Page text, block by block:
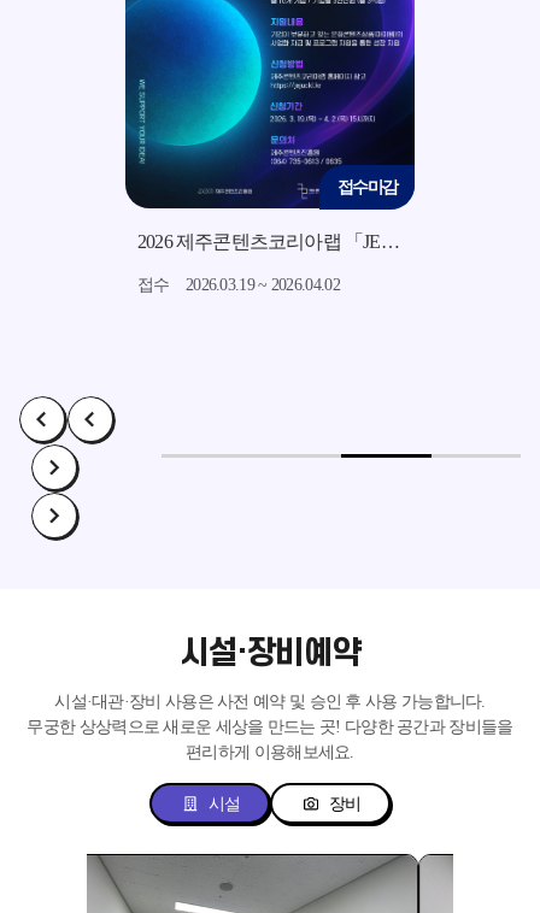
접수마감
2026 제주콘텐츠코리아랩 「JEMI 디딤돌」 지원사업 모집 공고
접수 2026.03.19 ~ 2026.04.02
시설·장비예약
시설·대관·장비 사용은 사전 예약 및 승인 후 사용 가능합니다.
무궁한 상상력으로 새로운 세상을 만드는 곳! 다양한 공간과 장비들을
편리하게 이용해보세요.
시설 장비